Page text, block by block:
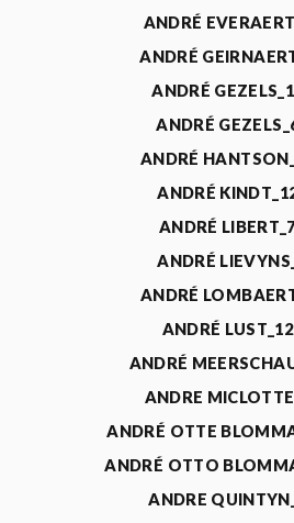
ANDRÉ
ANDRÉ
ANDRÉ
ANDRÉ
ANDRÉ
ANDRÉ
ANDRÉ
ANDRÉ
ANDRÉ
ANDRÉ
ANDRÉ
ANDRE
ANDRÉ OTTE
ANDRÉ OTTO
ANDRE